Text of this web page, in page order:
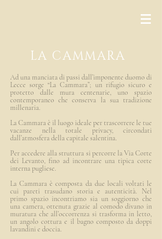
LA CAMMARA
Ad una manciata di passi dall’imponente duomo di
Lecce sorge “La Cammara”; un rifugio sicuro e
protetto dalle mura centenarie, uno spazio
contemporaneo che conserva la sua tradizione
millenaria.
La Cammara è il luogo ideale per trascorrere le tue
vacanze nella totale privacy, circondati
dall’atmosfera della capitale salentina.
Per accedere alla struttura si percorre la Via Corte
dei Levanto, fino ad incontrare una tipica corte
interna pugliese.
La Cammara è composta da due locali voltati le
cui pareti trasudano storia e autenticità. Nel
primo spazio incontriamo sia un soggiorno che
una camera, ottenuta grazie al comodo divano in
muratura che all’occorrenza si trasforma in letto,
un angolo cottura e il bagno composto da doppi
lavandini e doccia.